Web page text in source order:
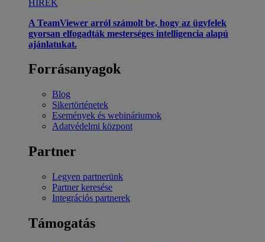
HÍREK
A TeamViewer arról számolt be, hogy az ügyfelek
gyorsan elfogadták mesterséges intelligencia alapú
ajánlatukat.
Forrásanyagok
Blog
Sikertörténetek
Események és webináriumok
Adatvédelmi központ
Partner
Legyen partnerünk
Partner keresése
Integrációs partnerek
Támogatás